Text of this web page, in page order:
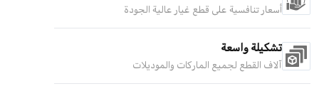
أسعار تنافسية على قطع غيار عالية الجودة
تشكيلة واسعة
آلاف القطع لجميع الماركات والموديلات